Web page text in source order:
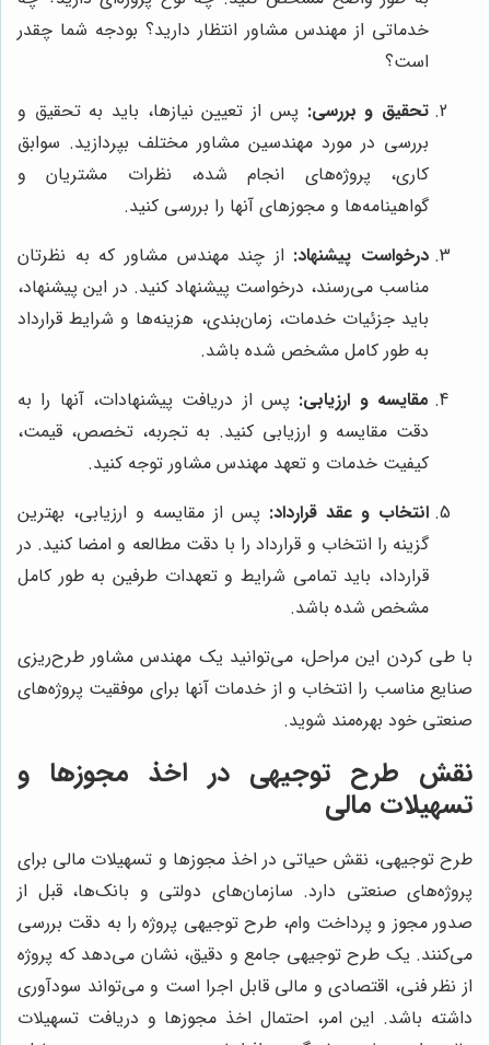
خدماتی از مهندس مشاور انتظار دارید؟ بودجه شما چقدر
است؟
تحقیق و بررسی: پس از تعیین نیازها، باید به تحقیق و
بررسی در مورد مهندسین مشاور مختلف بپردازید. سوابق
کاری، پروژه‌های انجام شده، نظرات مشتریان و
گواهینامه‌ها و مجوزهای آنها را بررسی کنید.
درخواست پیشنهاد: از چند مهندس مشاور که به نظرتان
مناسب می‌رسند، درخواست پیشنهاد کنید. در این پیشنهاد،
باید جزئیات خدمات، زمان‌بندی، هزینه‌ها و شرایط قرارداد
به طور کامل مشخص شده باشد.
مقایسه و ارزیابی: پس از دریافت پیشنهادات، آنها را به
دقت مقایسه و ارزیابی کنید. به تجربه، تخصص، قیمت،
کیفیت خدمات و تعهد مهندس مشاور توجه کنید.
انتخاب و عقد قرارداد: پس از مقایسه و ارزیابی، بهترین
گزینه را انتخاب و قرارداد را با دقت مطالعه و امضا کنید. در
قرارداد، باید تمامی شرایط و تعهدات طرفین به طور کامل
مشخص شده باشد.
با طی کردن این مراحل، می‌توانید یک مهندس مشاور طرح‌ریزی
صنایع مناسب را انتخاب و از خدمات آنها برای موفقیت پروژه‌های
صنعتی خود بهره‌مند شوید.
نقش طرح توجیهی در اخذ مجوزها و
تسهیلات مالی
طرح توجیهی، نقش حیاتی در اخذ مجوزها و تسهیلات مالی برای
پروژه‌های صنعتی دارد. سازمان‌های دولتی و بانک‌ها، قبل از
صدور مجوز و پرداخت وام، طرح توجیهی پروژه را به دقت بررسی
می‌کنند. یک طرح توجیهی جامع و دقیق، نشان می‌دهد که پروژه
از نظر فنی، اقتصادی و مالی قابل اجرا است و می‌تواند سودآوری
داشته باشد. این امر، احتمال اخذ مجوزها و دریافت تسهیلات